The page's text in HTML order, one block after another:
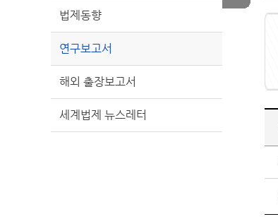
법제동향
연구보고서
해외 출장보고서
세계법제 뉴스레터